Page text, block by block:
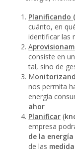
Planificando
cuánto, en
identificar las
A
consiste en
tal, sino de
Monitoriza
nos permita
energía
ahor
Planificar (
empresa
de la energía
de las